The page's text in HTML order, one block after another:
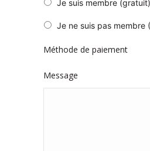
Je suis membre (gratuit)
Je ne suis pas membre
Méthode de paiement
Message